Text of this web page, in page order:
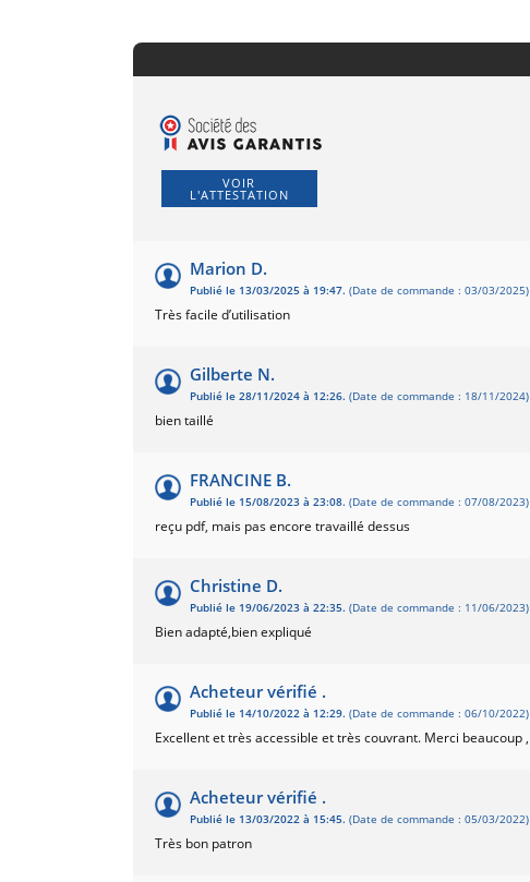
VOIR
L'ATTESTATION
Marion D.
Publié le 13/03/2025 à 19:47. (Date de commande : 03/03/2025)
Très facile d’utilisation
Gilberte N.
Publié le 28/11/2024 à 12:26. (Date de commande : 18/11/2024)
bien taillé
FRANCINE B.
Publié le 15/08/2023 à 23:08. (Date de commande : 07/08/2023)
reçu pdf, mais pas encore travaillé dessus
Christine D.
Publié le 19/06/2023 à 22:35. (Date de commande : 11/06/2023)
Bien adapté,bien expliqué
Acheteur vérifié .
Publié le 14/10/2022 à 12:29. (Date de commande : 06/10/2022)
Excellent et très accessible et très couvrant. Merci beaucoup ,
Acheteur vérifié .
Publié le 13/03/2022 à 15:45. (Date de commande : 05/03/2022)
Très bon patron